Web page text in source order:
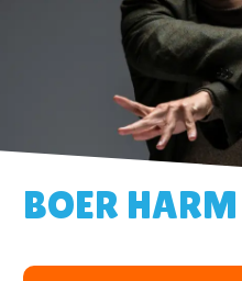
BOER HARM